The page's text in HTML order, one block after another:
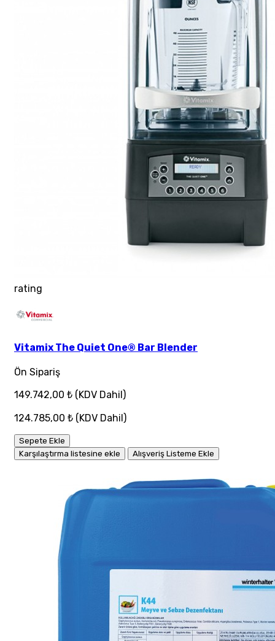
rating
Vitamix The Quiet One® Bar Blender
Ön Sipariş
149.742,00 ₺ (KDV Dahil)
124.785,00 ₺ (KDV Dahil)
Sepete Ekle
Karşılaştırma listesine ekle
Alışveriş Listeme Ekle